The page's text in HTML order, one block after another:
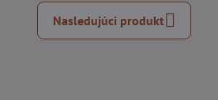
Nasledujúci produkt